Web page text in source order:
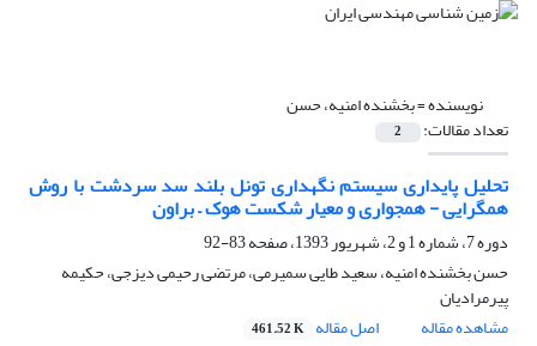
نویسنده =بخشنده امنیه، حسن
تعداد مقالات: 2
تحلیل پایداری سیستم نگهداری تونل بلند سد سردشت با روش‌
همگرایی - همجواری و معیار شکست هوک – براون
دوره 7، شماره 1 و 2، شهریور 1393، صفحه
83-92
حسن بخشنده امنیه، سعید طایی سمیرمی، مرتضی رحیمی دیزجی، حکیمه
پیرمرادیان
مشاهده مقاله
اصل مقاله 461.52 K